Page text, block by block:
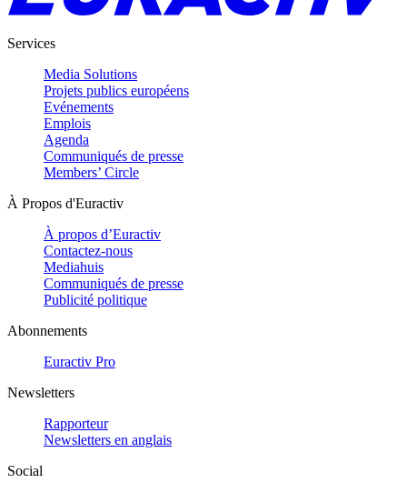
Services
Media Solutions
Projets publics européens
Evénements
Emplois
Agenda
Communiqués de presse
Members’ Circle
À Propos d'Euractiv
À propos d’Euractiv
Contactez-nous
Mediahuis
Communiqués de presse
Publicité politique
Abonnements
Euractiv Pro
Newsletters
Rapporteur
Newsletters en anglais
Social